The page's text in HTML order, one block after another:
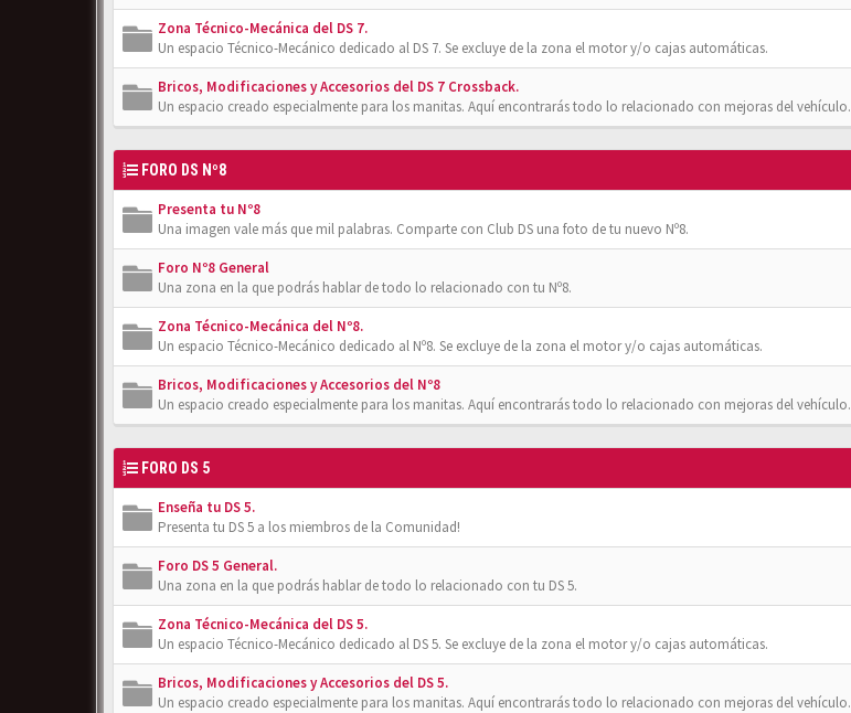
Zona Técnico-Mecánica del DS 7.
Un espacio Técnico-Mecánico dedicado al DS 7. Se excluye de la zona el motor y/o cajas automáticas.
Bricos, Modificaciones y Accesorios del DS 7 Crossback.
Un espacio creado especialmente para los manitas. Aquí encontrarás todo lo relacionado con mejoras del vehículo.
FORO DS Nº8
Presenta tu Nº8
Una imagen vale más que mil palabras. Comparte con Club DS una foto de tu nuevo Nº8.
Foro Nº8 General
Una zona en la que podrás hablar de todo lo relacionado con tu Nº8.
Zona Técnico-Mecánica del Nº8.
Un espacio Técnico-Mecánico dedicado al Nº8. Se excluye de la zona el motor y/o cajas automáticas.
Bricos, Modificaciones y Accesorios del Nº8
Un espacio creado especialmente para los manitas. Aquí encontrarás todo lo relacionado con mejoras del vehículo.
FORO DS 5
Enseña tu DS 5.
Presenta tu DS 5 a los miembros de la Comunidad!
Foro DS 5 General.
Una zona en la que podrás hablar de todo lo relacionado con tu DS 5.
Zona Técnico-Mecánica del DS 5.
Un espacio Técnico-Mecánico dedicado al DS 5. Se excluye de la zona el motor y/o cajas automáticas.
Bricos, Modificaciones y Accesorios del DS 5.
Un espacio creado especialmente para los manitas. Aquí encontrarás todo lo relacionado con mejoras del vehículo.